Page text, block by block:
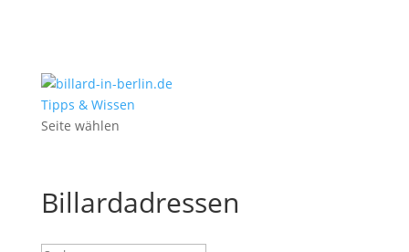
Tipps & Wissen
Seite wählen
Billardadressen